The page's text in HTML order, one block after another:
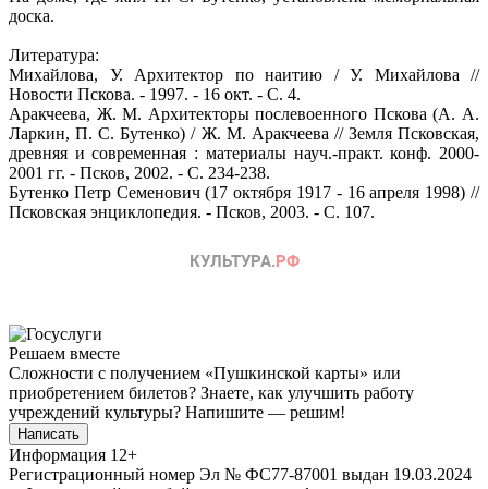
доска.
Литература:
Михайлова, У. Архитектор по наитию / У. Михайлова //
Новости Пскова. - 1997. - 16 окт. - С. 4.
Аракчеева, Ж. М. Архитекторы послевоенного Пскова (А. А.
Ларкин, П. С. Бутенко) / Ж. М. Аракчеева // Земля Псковская,
древняя и современная : материалы науч.-практ. конф. 2000-
2001 гг. - Псков, 2002. - С. 234-238.
Бутенко Петр Семенович (17 октября 1917 - 16 апреля 1998) //
Псковская энциклопедия. - Псков, 2003. - С. 107.
Решаем вместе
Сложности с получением «Пушкинской карты» или
приобретением билетов? Знаете, как улучшить работу
учреждений культуры? Напишите — решим!
Написать
Информация 12+
Регистрационный номер Эл № ФС77-87001 выдан 19.03.2024